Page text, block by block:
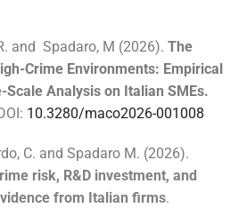
and Spadaro, M (2026). The
Crime Environments: Empirical
Scale Analysis on Italian SMEs.
10.3280/maco2026-001008
C. and Spadaro M. (2026).
risk, R&D investment, and
from Italian firms.